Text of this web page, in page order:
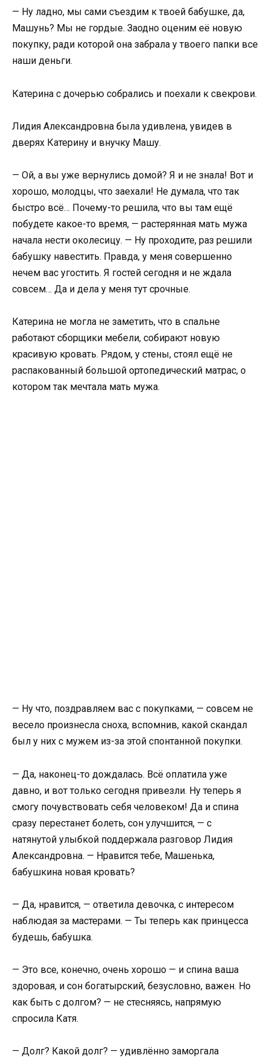
— Ну ладно, мы сами съездим к твоей бабушке, да,
Машунь? Мы не гордые. Заодно оценим её новую
покупку, ради которой она забрала у твоего папки все
наши деньги.
Катерина с дочерью собрались и поехали к свекрови.
Лидия Александровна была удивлена, увидев в
дверях Катерину и внучку Машу.
— Ой, а вы уже вернулись домой? Я и не знала! Вот и
хорошо, молодцы, что заехали! Не думала, что так
быстро всё… Почему-то решила, что вы там ещё
побудете какое-то время, — растерянная мать мужа
начала нести околесицу. — Ну проходите, раз решили
бабушку навестить. Правда, у меня совершенно
нечем вас угостить. Я гостей сегодня и не ждала
совсем… Да и дела у меня тут срочные.
Катерина не могла не заметить, что в спальне
работают сборщики мебели, собирают новую
красивую кровать. Рядом, у стены, стоял ещё не
распакованный большой ортопедический матрас, о
котором так мечтала мать мужа.
— Ну что, поздравляем вас с покупками, — совсем не
весело произнесла сноха, вспомнив, какой скандал
был у них с мужем из-за этой спонтанной покупки.
— Да, наконец-то дождалась. Всё оплатила уже
давно, и вот только сегодня привезли. Ну теперь я
смогу почувствовать себя человеком! Да и спина
сразу перестанет болеть, сон улучшится, — с
натянутой улыбкой поддержала разговор Лидия
Александровна. — Нравится тебе, Машенька,
бабушкина новая кровать?
— Да, нравится, — ответила девочка, с интересом
наблюдая за мастерами. — Ты теперь как принцесса
будешь, бабушка.
— Это все, конечно, очень хорошо — и спина ваша
здоровая, и сон богатырский, безусловно, важен. Но
как быть с долгом? — не стесняясь, напрямую
спросила Катя.
— Долг? Какой долг? — удивлённо заморгала